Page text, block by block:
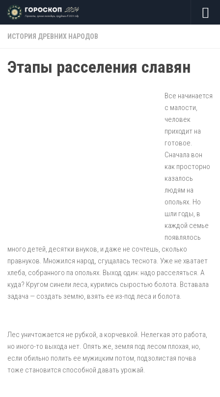
Skip to content
ИСТОРИЯ ДРЕВНИХ НАРОДОВ
Этапы расселения славян
Все начинается
с малости,
человек
приходит на
готовое.
Сначала вон
как просторно
казалось
людям на
опольях. Но
шли годы, в
каждой семье
появлялось
много детей, десятки внуков, и даже не сочтешь, сколько
правнуков. Множился народ, сгущалась теснота. Уже не хватает
хлеба, собранного па опольях. Выход один: надо расселяться. А
куда? Кругом синели леса, курились сыростью болота. Вставала
задача — создать землю, взять ее из-под леса и болота.
Лес уничтожается не рубкой, а корчевкой. Нелегкая это работа,
но иного-то выхода нет. Опять же, земля под лесом плохая, но,
если обильно полить ее мужицким потом, подзолистая почва
тоже становится способной давать урожай.